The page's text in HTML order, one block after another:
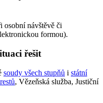
osobní návštěvě či
formou).
řešit
soudy všech stupňů i státní
, Vězeňská služba, Justiční